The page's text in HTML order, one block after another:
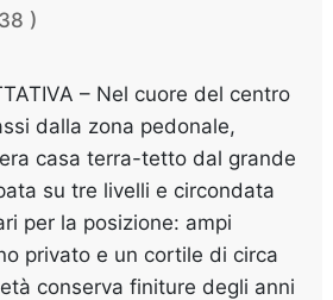
)
– Nel cuore del centro
dalla zona pedonale,
casa terra-tetto dal grande
su tre livelli e circondata
per la posizione: ampi
privato e un cortile di circa
conserva finiture degli anni